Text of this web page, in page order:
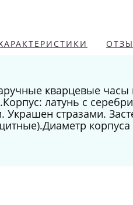
кварцевые часы
латунь с
Украшен стразами.